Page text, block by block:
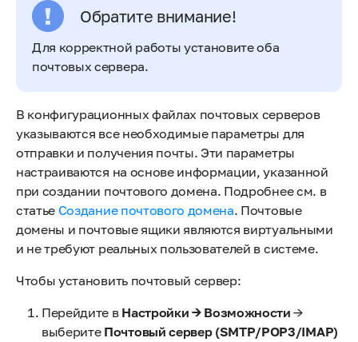
Обратите внимание!
Для корректной работы установите оба
почтовых сервера.
В конфигурационных файлах почтовых серверов
указываются все необходимые параметры для
отправки и получения почты. Эти параметры
настраиваются на основе информации, указанной
при создании почтового домена. Подробнее см. в
статье Создание почтового домена. Почтовые
домены и почтовые ящики являются виртуальными
и не требуют реальных пользователей в системе.
Чтобы установить почтовый сервер:
Перейдите в Настройки → Возможности →
выберите Почтовый сервер(SMTP/POP3/IMAP)